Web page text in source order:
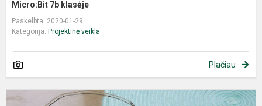
Micro:Bit 7b klasėje
Paskelbta: 2020-01-29
Kategorija: Projektinė veikla
Plačiau